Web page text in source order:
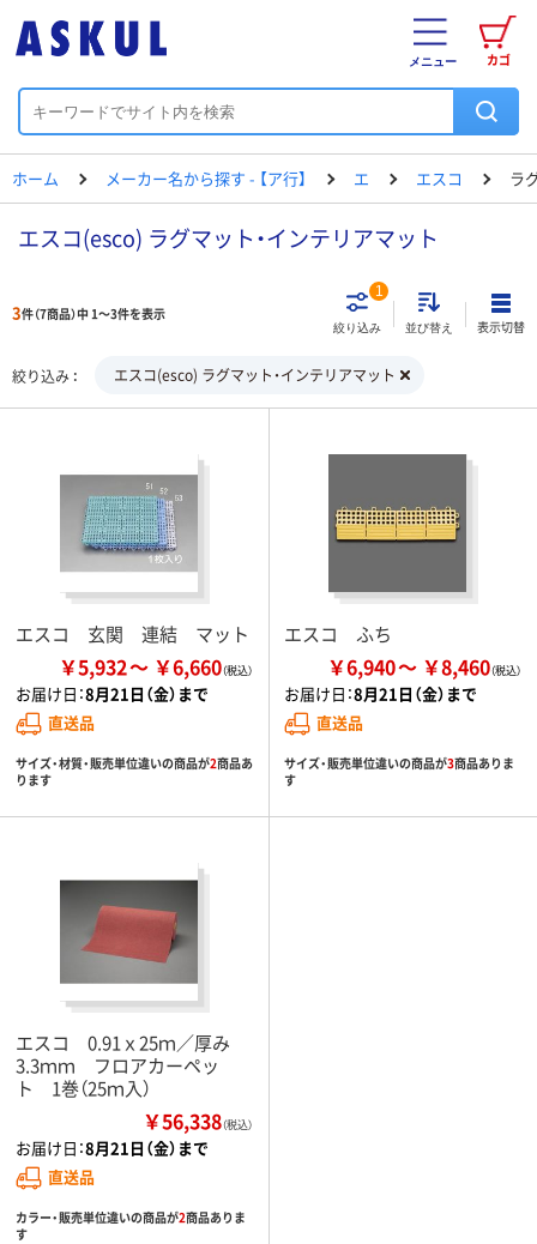
カゴ
メニュー
ホーム メーカー名から探す - 【ア行】 エ エスコ ラ
エスコ(esco) ラグマット・インテリアマット
3件（7商品）中 1～3件を表示
絞り込み
1
並び替え 表示切替
絞り込み エスコ(esco) ラグマット・インテリアマット
エスコ 玄関 連結 マット
￥5,932 ￥6,660
お届け日：8月21日（金）まで
直送品
サイズ・材質・販売単位違いの商品が2商品あ
ります
エスコ ふち
￥6,940 ￥8,460
お届け日：8月21日（金）まで
直送品
サイズ・販売単位違いの商品が3商品ありま
す
エスコ 0.91ｘ25ｍ／厚み
3.3ｍｍ フロアカーペッ
ト 1巻（25ｍ入）
￥56,338（税込）
お届け日：8月21日（金）まで
直送品
カラー・販売単位違いの商品が2商品ありま
す